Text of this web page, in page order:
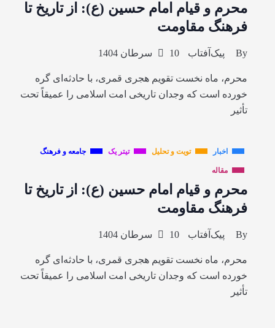
محرم و قیام امام حسین (ع): از تاریخ تا
فرهنگ مقاومت
By پیک‌آفتاب 10 سرطان 1404
محرم، ماه نخست تقویم هجری قمری، با حادثه‌ای گره
خورده است که وجدان تاریخی امت اسلامی را عمیقاً تحت
تأثیر
اخبار تویت و تحلیل تیتر یک جامعه و فرهنگ
مقاله
محرم و قیام امام حسین (ع): از تاریخ تا
فرهنگ مقاومت
By پیک‌آفتاب 10 سرطان 1404
محرم، ماه نخست تقویم هجری قمری، با حادثه‌ای گره
خورده است که وجدان تاریخی امت اسلامی را عمیقاً تحت
تأثیر